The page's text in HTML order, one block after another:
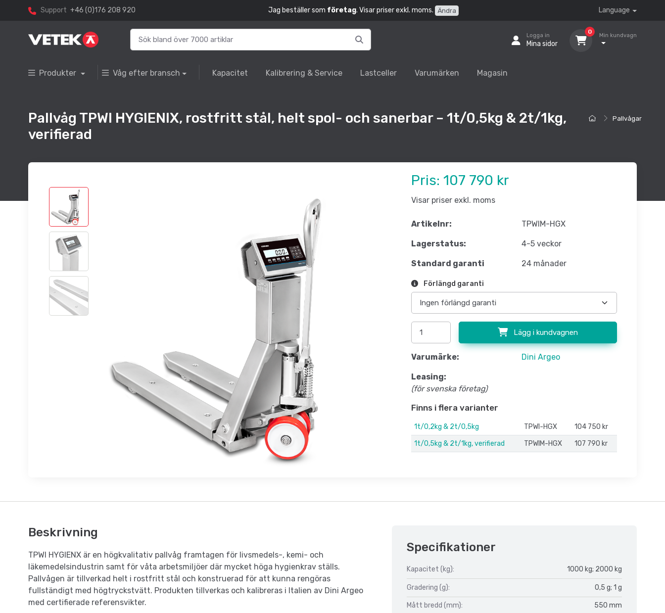
Support +46 (0)176 208 920 Jag beställer som företag. Visar priser exkl. moms. Ändra Language
Logga in
Mina sidor
0
Min kundvagn
Produkter Våg efter bransch Kapacitet Kalibrering & Service Lastceller Varumärken Magasin
Pallvågar
Pallvåg TPWI HYGIENIX, rostfritt stål, helt spol- och sanerbar – 1t/0,5kg & 2t/1kg,
verifierad
Pris: 107 790 kr
Visar priser exkl. moms
Artikelnr: TPWIM-HGX
Lagerstatus: 4-5 veckor
Standard garanti 24 månader
Förlängd garanti
Lägg i kundvagnen
Varumärke: Dini Argeo
Leasing:
(för svenska företag)
Finns i flera varianter
1t/0,2kg & 2t/0,5kg TPWI-HGX
104 750 kr
1t/0,5kg & 2t/1kg, verifierad
TPWIM-HGX 107 790 kr
Beskrivning
TPWI HYGIENX är en högkvalitativ pallvåg framtagen för livsmedels-, kemi- och
läkemedelsindustrin samt för våta arbetsmiljöer där mycket höga hygienkrav ställs.
Pallvågen är tillverkad helt i rostfritt stål och konstruerad för att kunna rengöras
fullständigt med högtryckstvätt. Produkten tillverkas och kalibreras i Italien av Dini Argeo
med certifierade referensvikter.
Specifikationer
Kapacitet (kg): 1000 kg; 2000 kg
Gradering (g): 0,5 g; 1 g
Mått bredd (mm): 550 mm